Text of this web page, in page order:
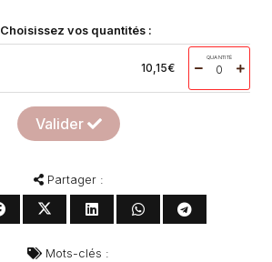
Choisissez vos quantités :
10,15€
QUANTITÉ
Valider
Partager :
Mots-clés :